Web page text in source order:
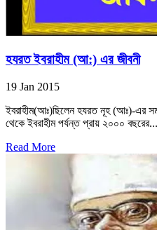
হযরত ইবরাহীম (আ:) এর জীবনী
19 Jan 2015
ইবরাহীম(আঃ)ছিলেন হযরত নূহ (আঃ)-
থেকে ইবরাহীম পর্যন্ত প্রায় ২০০০ বছরের...
Read More